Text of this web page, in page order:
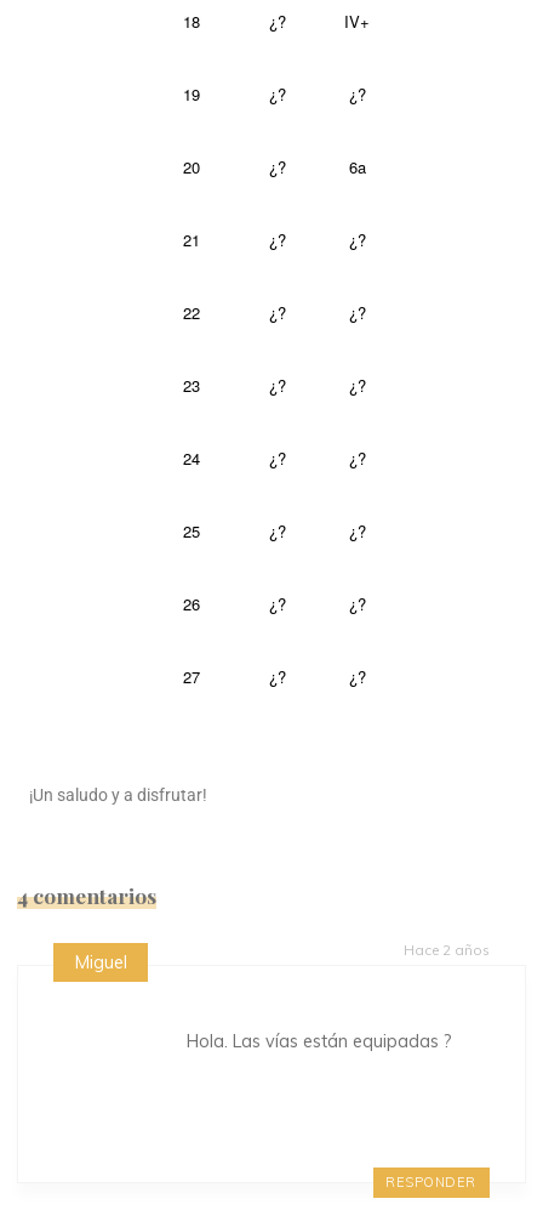
18 ¿? IV+
19 ¿? ¿?
20 ¿? 6a
21 ¿? ¿?
22 ¿? ¿?
23 ¿? ¿?
24 ¿? ¿?
25 ¿? ¿?
26 ¿? ¿?
27 ¿? ¿?
¡Un saludo y a disfrutar!
4 comentarios
Hace 2 años
Miguel
Hola. Las vías están equipadas ?
RESPONDER